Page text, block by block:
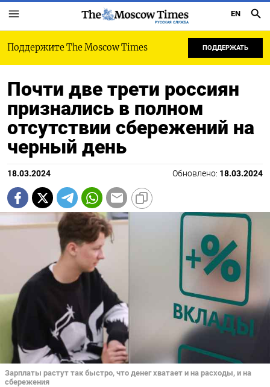
РУССКАЯ СЛУЖБА
EN
Поддержите The Moscow Times ПОДДЕРЖАТЬ
Почти две трети россиян
признались в полном
отсутствии сбережений на
черный день
18.03.2024 Обновлено: 18.03.2024
Зарплаты растут так быстро, что денег хватает и на расходы, и на
сбережения